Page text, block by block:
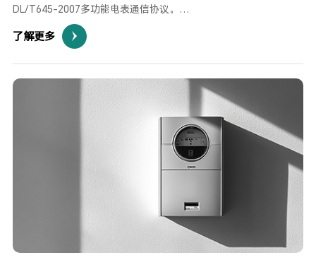
DL/T645-2007多功能电表通信协议。
2、拥有独立的RTC供电引脚，支持时钟电池更换。在全温度范围
内，采用富士通高性能、低电压铁电存储器，可实现掉电保存、快
了解更多